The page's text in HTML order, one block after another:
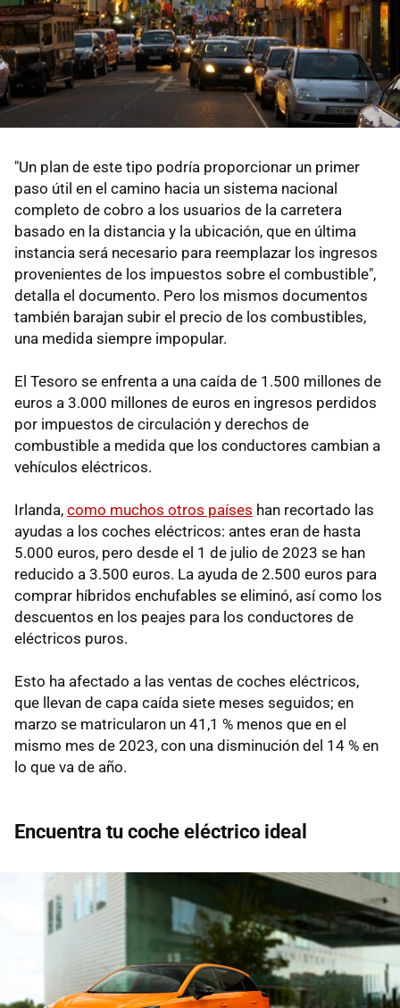
"Un plan de este tipo podría proporcionar un primer
paso útil en el camino hacia un sistema nacional
completo de cobro a los usuarios de la carretera
basado en la distancia y la ubicación, que en última
instancia será necesario para reemplazar los ingresos
provenientes de los impuestos sobre el combustible",
detalla el documento. Pero los mismos documentos
también barajan subir el precio de los combustibles,
una medida siempre impopular.
El Tesoro se enfrenta a una caída de 1.500 millones de
euros a 3.000 millones de euros en ingresos perdidos
por impuestos de circulación y derechos de
combustible a medida que los conductores cambian a
vehículos eléctricos.
Irlanda, como muchos otros países han recortado las
ayudas a los coches eléctricos: antes eran de hasta
5.000 euros, pero desde el 1 de julio de 2023 se han
reducido a 3.500 euros. La ayuda de 2.500 euros para
comprar híbridos enchufables se eliminó, así como los
descuentos en los peajes para los conductores de
eléctricos puros.
Esto ha afectado a las ventas de coches eléctricos,
que llevan de capa caída siete meses seguidos; en
marzo se matricularon un 41,1 % menos que en el
mismo mes de 2023, con una disminución del 14 % en
lo que va de año.
Encuentra tu coche eléctrico ideal